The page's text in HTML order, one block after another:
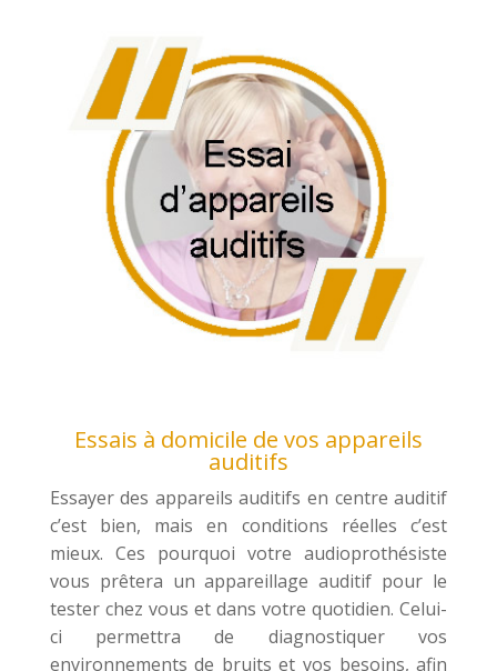
Essais à domicile de vos appareils
auditifs
Essayer des appareils auditifs en centre auditif
c’est bien, mais en conditions réelles c’est
mieux. Ces pourquoi votre audioprothésiste
vous prêtera un appareillage auditif pour le
tester chez vous et dans votre quotidien. Celui-
ci permettra de diagnostiquer vos
environnements de bruits et vos besoins, afin